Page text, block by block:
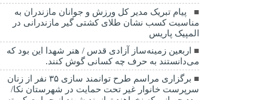
‍ ‍ پیام تبریک مدیر کل ورزش و جوانان مازندران به
مناسبت کسب نشان طلای کشتی گیر مازندرانی در
المپیک پاریس
اربعین زمینه‌ساز آزادی قدس / هنر شهدا این بود که
می‌دانستند به حرف چه کسانی گوش کنند.
برگزاری مراسم طرح توانمند سازی ۳۵ نفر از زنان
سرپرست خانوار غیر تحت حمایت در شهرستان نکا/